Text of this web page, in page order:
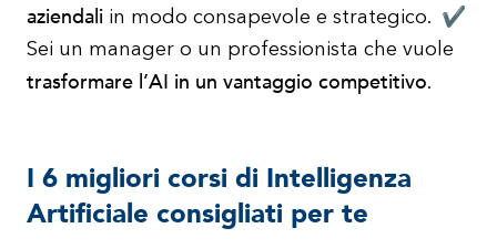
aziendali in modo consapevole e strategico. ✔
Sei un manager o un professionista che vuole
trasformare l’AI in un vantaggio competitivo.
I 6 migliori corsi di Intelligenza
Artificiale consigliati per te